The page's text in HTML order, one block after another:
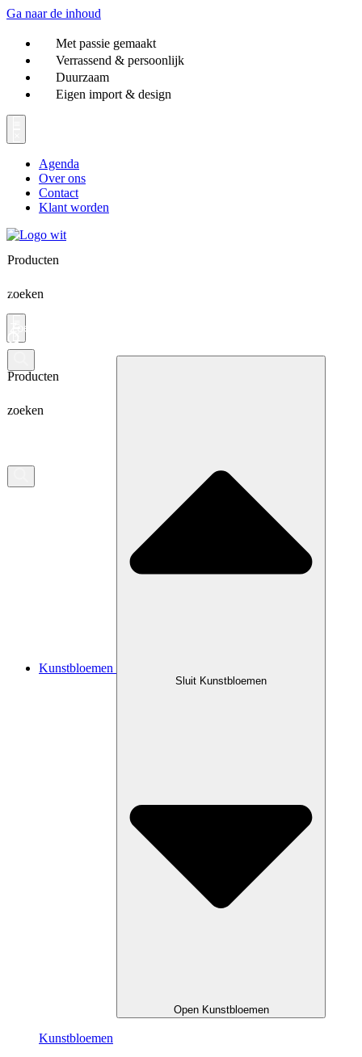
Ga naar de inhoud
Met passie gemaakt
Verrassend & persoonlijk
Duurzaam
Eigen import & design
Agenda
Over ons
Contact
Klant worden
Producten
zoeken
Producten
zoeken
Kunstbloemen
Sluit Kunstbloemen
Open Kunstbloemen
Kunstbloemen